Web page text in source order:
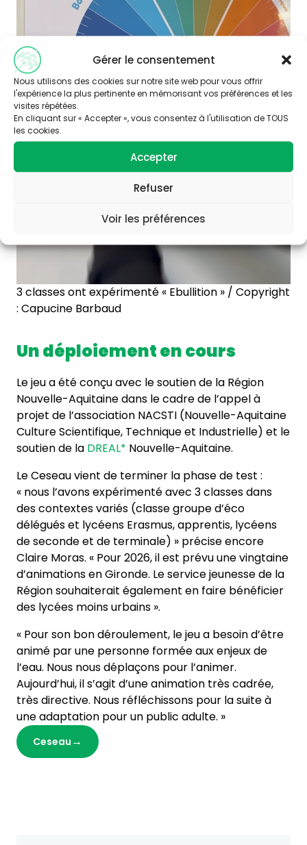
Gérer le consentement
Nous utilisons des cookies sur notre site web pour vous offrir
l'expérience la plus pertinente en mémorisant vos préférences et les
visites répétées.
En cliquant sur « Accepter », vous consentez à l'utilisation de TOUS
les cookies.
Accepter
Refuser
Voir les préférences
3 classes ont expérimenté « Ebullition » / Copyright
: Capucine Barbaud
Un déploiement en cours
Le jeu a été conçu avec le soutien de la Région
Nouvelle-Aquitaine dans le cadre de l’appel à
projet de l’association NACSTI (Nouvelle-Aquitaine
Culture Scientifique, Technique et Industrielle) et le
soutien de la DREAL* Nouvelle-Aquitaine.
Le Ceseau vient de terminer la phase de test :
« nous l’avons expérimenté avec 3 classes dans
des contextes variés (classe groupe d’éco
délégués et lycéens Erasmus, apprentis, lycéens
de seconde et de terminale) » précise encore
Claire Moras. « Pour 2026, il est prévu une vingtaine
d’animations en Gironde. Le service jeunesse de la
Région souhaiterait également en faire bénéficier
des lycées moins urbains ».
« Pour son bon déroulement, le jeu a besoin d’être
animé par une personne formée aux enjeux de
l’eau. Nous nous déplaçons pour l’animer.
Aujourd’hui, il s’agit d’une animation très cadrée,
très directive. Nous réfléchissons pour la suite à
une adaptation pour un public adulte. »
Ceseau